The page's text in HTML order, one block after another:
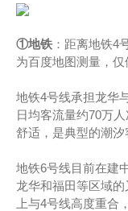
①地铁 ：距离地铁4
为百度地图测量，仅
地铁4号线承担龙华
日均客流量约70万
舒适，是典型的潮汐
地铁6号线目前在建
龙华和福田等区域的
上与4号线高度重合